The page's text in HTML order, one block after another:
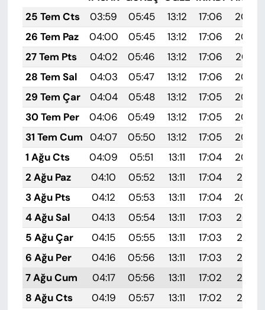
25 Tem Cts
03:59 05:45 13:12 17:06
20:29
26 Tem Paz
04:00 05:45 13:12 17:06
20:28
27 Tem Pts
04:02 05:46 13:12 17:06
20:27
28 Tem Sal
04:03 05:47 13:12 17:06
20:26
29 Tem Çar
04:04 05:48 13:12 17:05
20:25
30 Tem Per
04:06 05:49 13:12 17:05
20:24
31 Tem Cum
04:07 05:50 13:12 17:05
20:23
1 Ağu Cts
04:09 05:51 13:11 17:04
20:22
2 Ağu Paz
04:10 05:52 13:11 17:04
20:21
3 Ağu Pts
04:12 05:53 13:11 17:04
20:20
4 Ağu Sal
04:13 05:54 13:11 17:03
20:19
5 Ağu Çar
04:15 05:55 13:11 17:03
20:18
6 Ağu Per
04:16 05:56 13:11 17:03
20:17
7 Ağu Cum
04:17 05:56 13:11 17:02
20:15
8 Ağu Cts
04:19 05:57 13:11 17:02
20:14